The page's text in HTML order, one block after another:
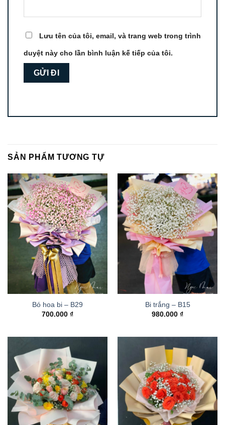
Lưu tên của tôi, email, và trang web trong trình
duyệt này cho lần bình luận kế tiếp của tôi.
SẢN PHẨM TƯƠNG TỰ
Bó hoa bi – B29
700.000 ₫
Bi trắng – B15
980.000 ₫